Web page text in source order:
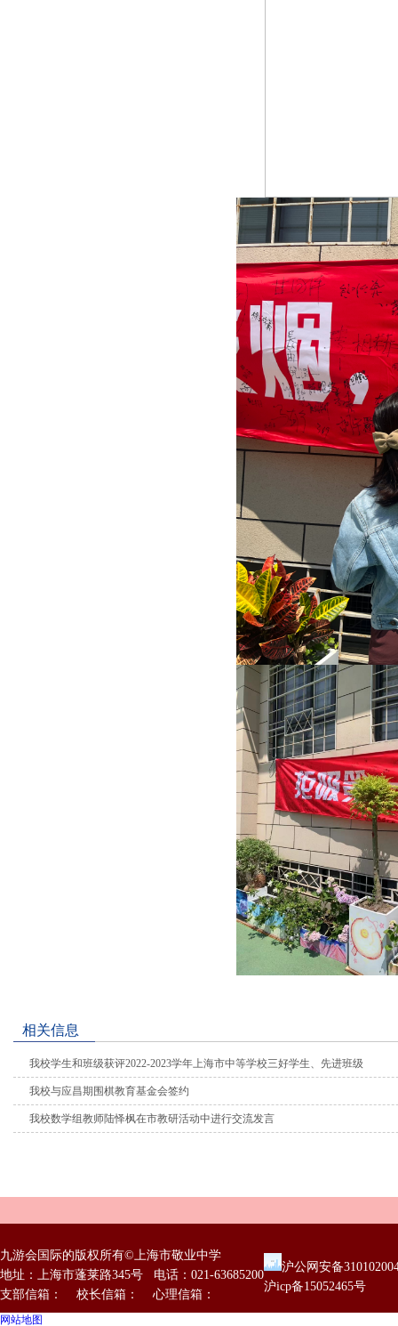
相关信息
我校学生和班级获评2022-2023学年上海市中等学校三好学生、先进班级
我校与应昌期围棋教育基金会签约
我校数学组教师陆怿枫在市教研活动中进行交流发言
九游会国际的版权所有©上海市敬业中学
地址：上海市蓬莱路345号 电话：021-63685200
支部信箱： 校长信箱： 心理信箱：
沪公网安备
沪icp备15052465号
网站地图